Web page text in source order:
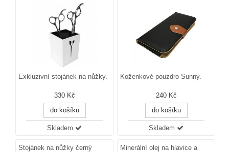
Exkluzivní stojánek na nůžky.
330 Kč
do košíku
Skladem
Koženkové pouzdro Sunny.
240 Kč
do košíku
Skladem
Stojánek na nůžky černý
Minerální olej na hlavice a